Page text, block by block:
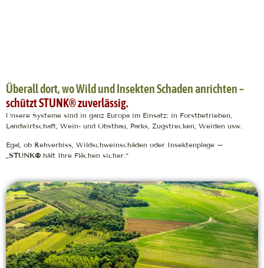
Überall dort, wo Wild und Insekten Schaden anrichten –
schützt STUNK® zuverlässig.
Unsere Systeme sind in ganz Europa im Einsatz: in Forstbetrieben,
Landwirtschaft, Wein- und Obstbau, Parks, Zugstrecken, Weiden usw.
Egal, ob Rehverbiss, Wildschweinschäden oder Insektenplage –
„STUNK® hält Ihre Flächen sicher.“